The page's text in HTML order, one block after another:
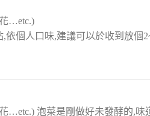
…etc.)
依個人口味,建議可以於收到放個
…etc.) 泡菜是剛做好未發酵的,